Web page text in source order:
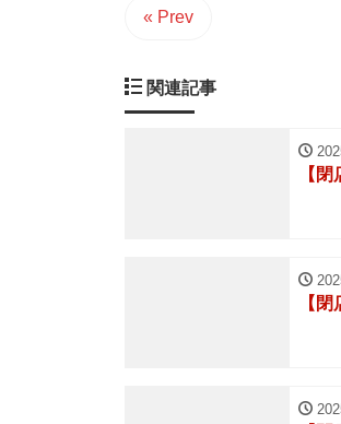
« Prev
関連記事
【閉
【閉